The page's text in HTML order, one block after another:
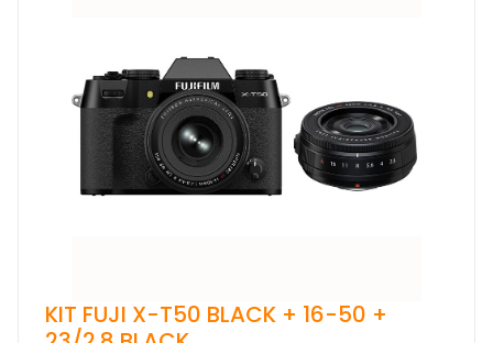
KIT FUJI X-T50 BLACK + 16-50 +